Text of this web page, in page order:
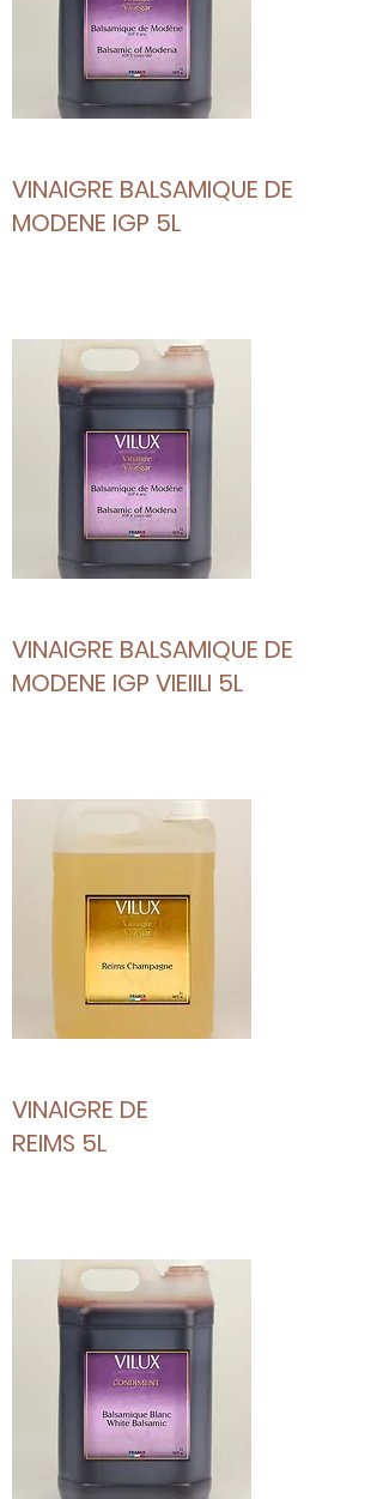
VINAIGRE BALSAMIQUE DE
MODENE IGP 5L
VINAIGRE BALSAMIQUE DE
MODENE IGP VIEIILI 5L
VINAIGRE DE
REIMS 5L